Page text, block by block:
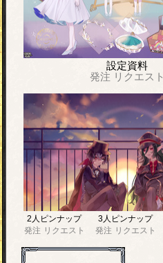
設定資料
発注 リクエスト
2人ピンナップ
発注 リクエスト
3人ピンナップ
発注 リクエスト